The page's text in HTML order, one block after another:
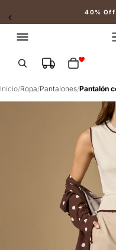
40%
Slide 2 of 2
Inicio/Ropa/Pantalones/